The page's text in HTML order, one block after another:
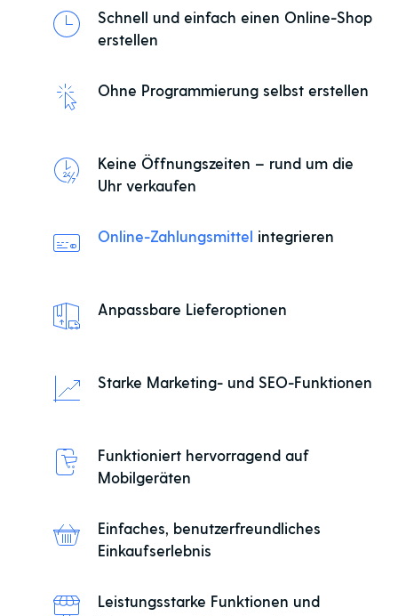
Schnell und einfach einen Online-Shop
erstellen
Ohne Programmierung selbst erstellen
Keine Öffnungszeiten – rund um die
Uhr verkaufen
Online-Zahlungsmittel integrieren
Anpassbare Lieferoptionen
Starke Marketing- und SEO-Funktionen
Funktioniert hervorragend auf
Mobilgeräten
Einfaches, benutzerfreundliches
Einkaufserlebnis
Leistungsstarke Funktionen und